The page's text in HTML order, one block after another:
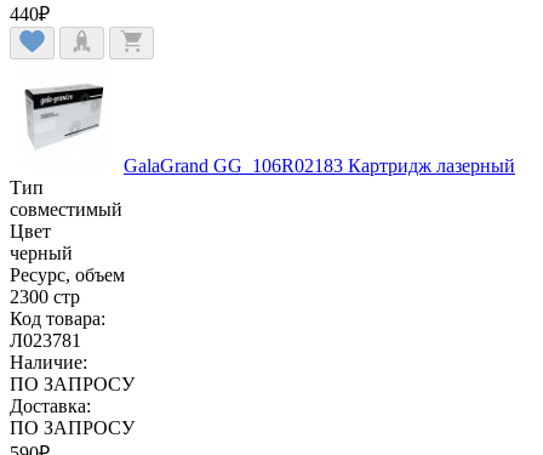
440₽
GalaGrand GG_106R02183 Картридж лазерный
Тип
совместимый
Цвет
черный
Ресурс, объем
2300 стр
Код товара:
Л023781
Наличие:
ПО ЗАПРОСУ
Доставка:
ПО ЗАПРОСУ